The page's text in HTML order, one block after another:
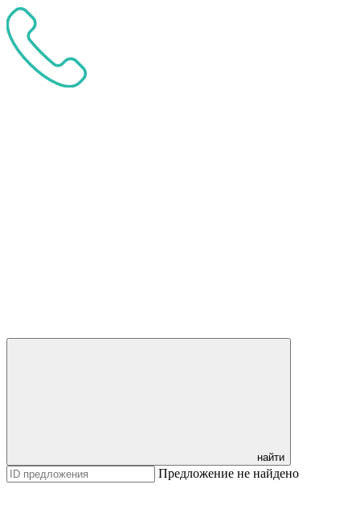
найти
Предложение не найдено